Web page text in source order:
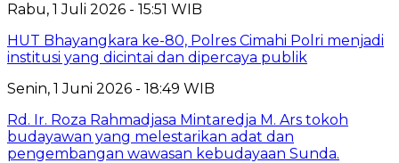
Rabu, 1 Juli 2026 - 15:51 WIB
HUT Bhayangkara ke-80, Polres Cimahi Polri menjadi
institusi yang dicintai dan dipercaya publik
Senin, 1 Juni 2026 - 18:49 WIB
Rd. Ir. Roza Rahmadjasa Mintaredja M. Ars tokoh
budayawan yang melestarikan adat dan
pengembangan wawasan kebudayaan Sunda.